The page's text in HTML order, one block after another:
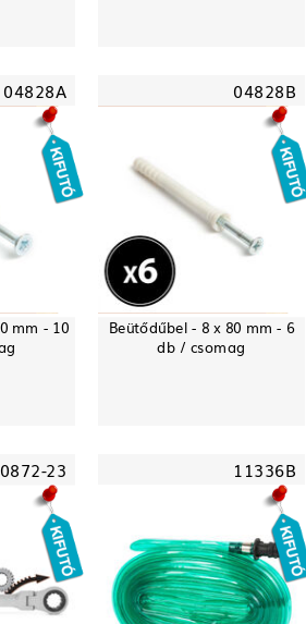
04828A
mm - 10
04828B
Beütődűbel - 8 x 80 mm - 6
db / csomag
23 11336B